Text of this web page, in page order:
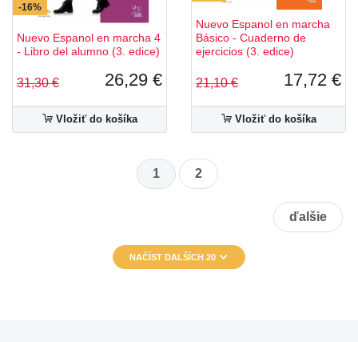
-16%
Nuevo Espanol en marcha 4
- Libro del alumno (3. edice)
31,30 € 26,29 €
Vložiť do košíka
Nuevo Espanol en marcha
Básico - Cuaderno de
ejercicios (3. edice)
21,10 € 17,72 €
Vložiť do košíka
1 2
ďalšie
NAČÍST DALŠÍCH 20